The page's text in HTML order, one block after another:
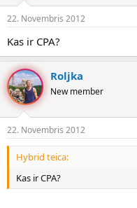
22. Novembris 2012
Kas ir CPA?
Roljka
New member
22. Novembris 2012
Hybrid teica:
Kas ir CPA?